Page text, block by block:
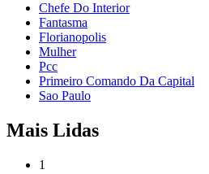
Chefe Do Interior
Fantasma
Florianopolis
Mulher
Pcc
Primeiro Comando Da Capital
Sao Paulo
Mais Lidas
1